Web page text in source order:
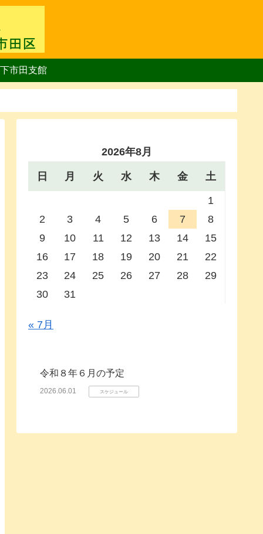
下市田支館
2026年8月
日 月 火 水 木 金 土
1
2
3 4 5 6 7
8
9
10 11 12 13 14
15
16
17 18 19 20 21
22
23
24 25 26 27 28
29
30
31
« 7月
令和８年６月の予定
2026.06.01 スケジュール